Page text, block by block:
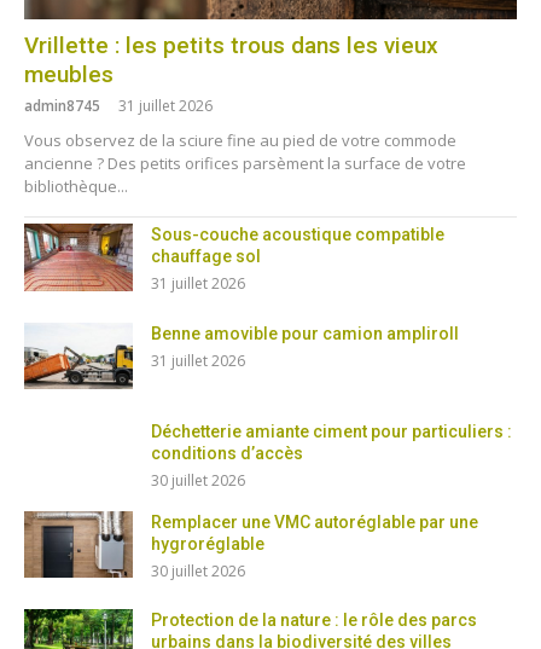
Vrillette : les petits trous dans les vieux
meubles
admin8745 31 juillet 2026
Vous observez de la sciure fine au pied de votre commode
ancienne ? Des petits orifices parsèment la surface de votre
bibliothèque...
Sous-couche acoustique compatible
chauffage sol
31 juillet 2026
Benne amovible pour camion ampliroll
31 juillet 2026
Déchetterie amiante ciment pour particuliers :
conditions d’accès
30 juillet 2026
Remplacer une VMC autoréglable par une
hygroréglable
30 juillet 2026
Protection de la nature : le rôle des parcs
urbains dans la biodiversité des villes